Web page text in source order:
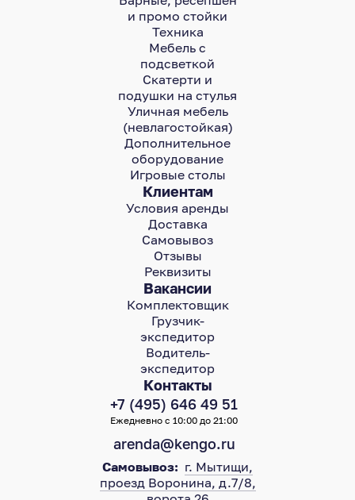
Контакты
+7 (495) 646 49 51
Ежедневно с 10:00 до 21:00
arenda@kengo.ru
Самовывоз: г. Мытищи,
проезд Воронина, д.7/8,
Клиентам
Условия аренды
Доставка
Самовывоз
Отзывы
Реквизиты
Вакансии
Комплектовщик
Грузчик-
экспедитор
Водитель-
экспедитор
и промо стойки
Техника
Мебель с
подсветкой
Скатерти и
подушки на стулья
Уличная мебель
(невлагостойкая)
Дополнительное
оборудование
Игровые столы